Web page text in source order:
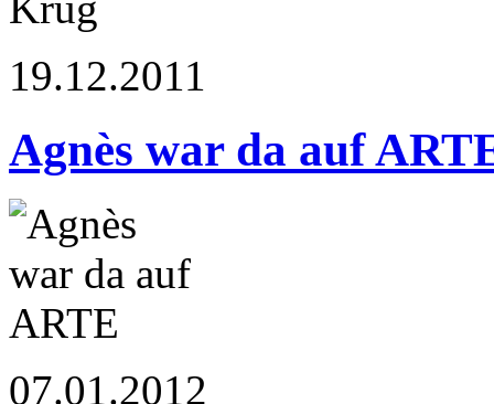
19.12.2011
Agnès war da auf
07.01.2012